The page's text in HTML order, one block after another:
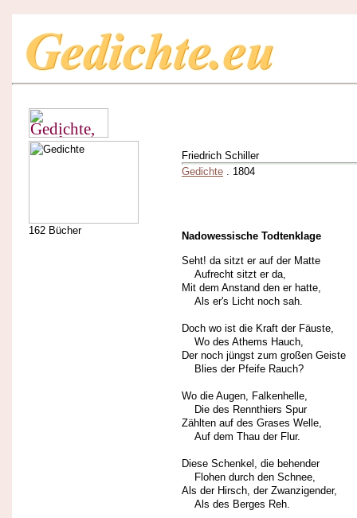
162 Bücher
Friedrich Schiller
Gedichte . 1804
Nadowessische Todtenklage
Seht! da sitzt er auf der Matte
Aufrecht sitzt er da,
Mit dem Anstand den er hatte,
Als er's Licht noch sah.
Doch wo ist die Kraft der Fäuste,
Wo des Athems Hauch,
Der noch jüngst zum großen Geiste
Blies der Pfeife Rauch?
Wo die Augen, Falkenhelle,
Die des Rennthiers Spur
Zählten auf des Grases Welle,
Auf dem Thau der Flur.
Diese Schenkel, die behender
Flohen durch den Schnee,
Als der Hirsch, der Zwanzigender,
Als des Berges Reh.